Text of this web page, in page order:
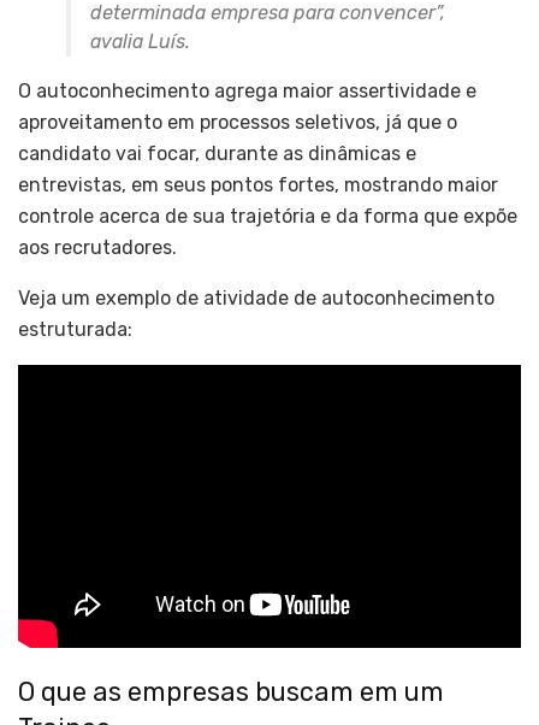
determinada empresa para convencer”,
avalia Luís.
O autoconhecimento agrega maior assertividade e
aproveitamento em processos seletivos, já que o
candidato vai focar, durante as dinâmicas e
entrevistas, em seus pontos fortes, mostrando maior
controle acerca de sua trajetória e da forma que expõe
aos recrutadores.
Veja um exemplo de atividade de autoconhecimento
estruturada:
O que as empresas buscam em um